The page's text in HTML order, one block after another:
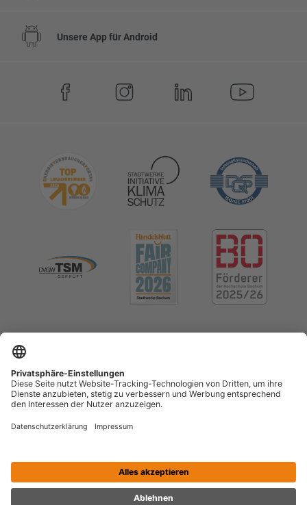
Unsere App für Android
Menschenrechte (LkSG) Erklärung zur Barrierefreiheit
Kontrast erhöhen Vertrag widerrufen